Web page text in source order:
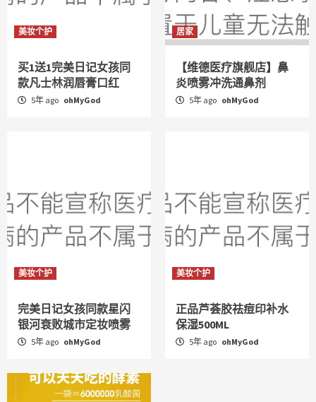
美妆个护
买1送1完美日记女孩同
款凡士林润唇膏口红
5年 ago ohMyGod
居家
【维德医疗旗舰店】鼻
炎喷雾冲洗通鼻剂
5年 ago ohMyGod
美妆个护
完美日记女孩同款星闪
银河衰败城市定妆喷雾
5年 ago ohMyGod
美妆个护
正品芦荟胶祛痘印补水
保湿500ML
5年 ago ohMyGod